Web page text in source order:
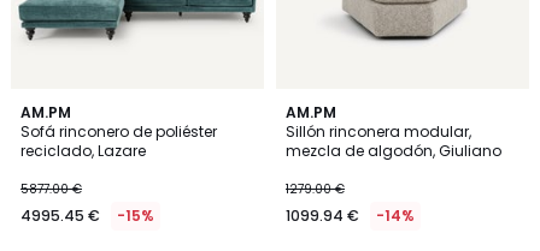
AM.PM
Sofá rinconero de poliéster
reciclado, Lazare
5877.00 €
4995.45 € -15%
3
Colores
AM.PM
Sillón rinconera modular,
mezcla de algodón, Giuliano
1279.00 €
1099.94 € -14%